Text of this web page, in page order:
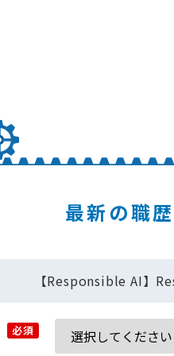
最新の職歴
【Responsible AI】